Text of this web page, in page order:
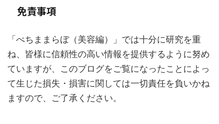
免責事項
「ぺちままらぼ（美容編）」では十分に研究を重
ね、皆様に信頼性の高い情報を提供するように努め
ていますが、このブログをご覧になったことによっ
て生じた損失・損害に関しては一切責任を負いかね
ますので、ご了承ください。